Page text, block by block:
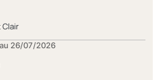
26/07/2026